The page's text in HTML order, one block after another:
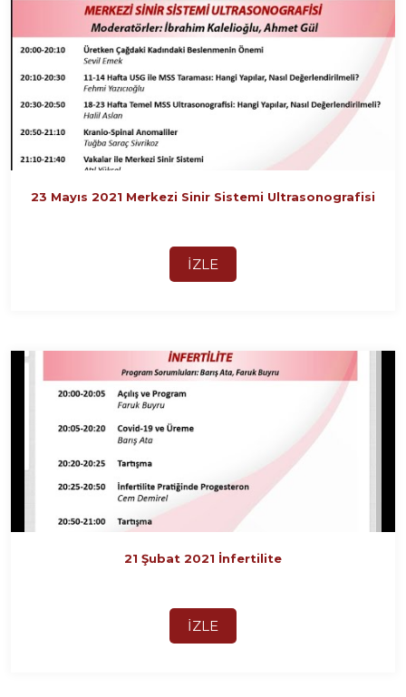
23 Mayıs 2021 Merkezi Sinir Sistemi Ultrasonografisi
İZLE
21 Şubat 2021 İnfertilite
İZLE